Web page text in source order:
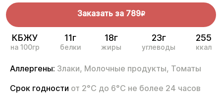
Заказать за 789R
КБЖУ
на 100гр
11г
белки
18г
жиры
23г
углеводы
255
ккал
Аллергены: Злаки, Молочные продукты, Томаты
Срок годности от 2°С до 6°С не более 24 часов